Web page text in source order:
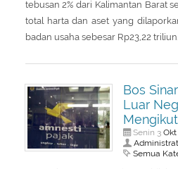
tebusan 2% dari Kalimantan Barat
total harta dan aset yang
badan usaha sebesar Rp23,22 triliun.
Bos
Luar
Senin 3 Okt
Semua